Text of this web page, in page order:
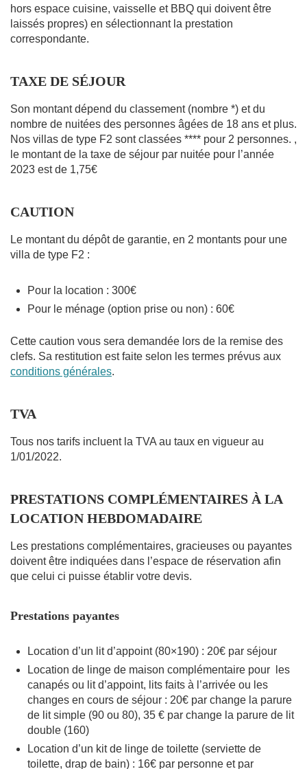
hors espace cuisine, vaisselle et BBQ qui doivent être
laissés propres) en sélectionnant la prestation
correspondante.
TAXE DE SÉJOUR
Son montant dépend du classement (nombre *) et du
nombre de nuitées des personnes âgées de 18 ans et plus.
Nos villas de type F2 sont classées **** pour 2 personnes. ,
le montant de la taxe de séjour par nuitée pour l’année
2023 est de 1,75€
CAUTION
Le montant du dépôt de garantie, en 2 montants pour une
villa de type F2 :
Pour la location : 300€
Pour le ménage (option prise ou non) : 60€
Cette caution vous sera demandée lors de la remise des
clefs. Sa restitution est faite selon les termes prévus aux
conditions générales.
TVA
Tous nos tarifs incluent la TVA au taux en vigueur au
1/01/2022.
PRESTATIONS COMPLÉMENTAIRES À LA
LOCATION HEBDOMADAIRE
Les prestations complémentaires, gracieuses ou payantes
doivent être indiquées dans l’espace de réservation afin
que celui ci puisse établir votre devis.
Prestations payantes
Location d’un lit d’appoint (80×190) : 20€ par séjour
Location de linge de maison complémentaire pour les
canapés ou lit d’appoint, lits faits à l’arrivée ou les
changes en cours de séjour : 20€ par change la parure
de lit simple (90 ou 80), 35 € par change la parure de lit
double (160)
Location d’un kit de linge de toilette (serviette de
toilette, drap de bain) : 16€ par personne et par